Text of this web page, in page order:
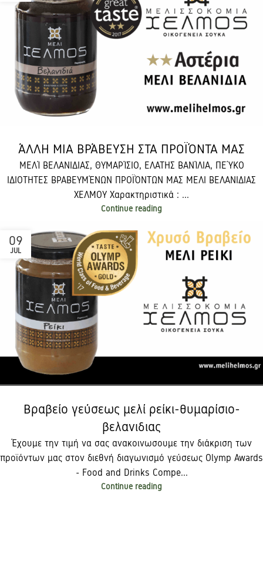
ΆΛΛΗ ΜΙΑ ΒΡΆΒΕΥΣΗ ΣΤΑ ΠΡΟΪΌΝΤΑ ΜΑΣ
ΜΕΛΊ ΒΕΛΑΝΙΔΙΑΣ, ΘΥΜΑΡΊΣΙΟ, ΕΛΑΤΗΣ ΒΑΝΊΛΙΑ, ΠΕΎΚΟ
ΙΔΙΟΤΗΤΕΣ ΒΡΑΒΕΥΜΈΝΩΝ ΠΡΟΪΌΝΤΩΝ ΜΑΣ ΜΕΛΙ ΒΕΛΑΝΙΔΙΑΣ
ΧΕΛΜΟΥ Χαρακτηριστικά : ...
Continue reading
09
JUL
Βραβείο γεύσεως μελί ρείκι-θυμαρίσιο-
βελανιδιας
Έχουμε την τιμή να σας ανακοινωσουμε την διάκριση των
προϊόντων μας στον διεθνή διαγωνισμό γεύσεως Olymp Awards
- Food and Drinks Compe...
Continue reading